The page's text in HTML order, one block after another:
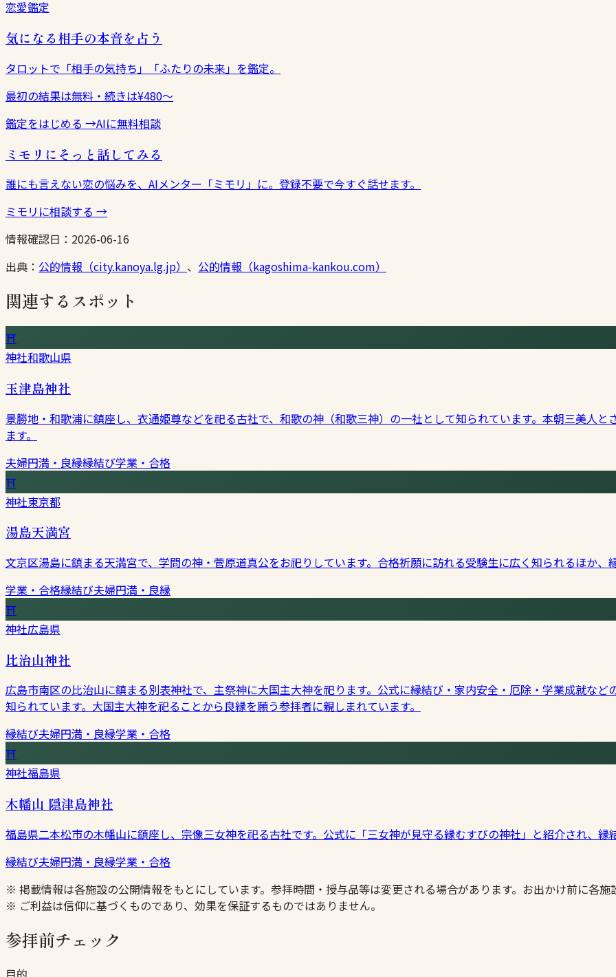
恋愛鑑定
気になる相手の本音を占う
タロットで「相手の気持ち」「ふたりの未来」を鑑定。
最初の結果は無料・続きは¥480〜
鑑定をはじめる →AIに無料相談
ミモリにそっと話してみる
誰にも言えない恋の悩みを、AIメンター「ミモリ」に。登録不要で今すぐ話せます。
ミモリに相談する →
情報確認日： 2026-06-16
出典： 公的情報（city.kanoya.lg.jp） 、 公的情報（kagoshima-kankou.com）
関連するスポット
⛩
神社和歌山県
玉津島神社
景勝地・和歌浦に鎮座し、衣通姫尊などを祀る古社で、和歌の神（和歌三神）の一社として知られています。本朝三美人
ます。
夫婦円満・良縁縁結び学業・合格
⛩
神社東京都
湯島天満宮
文京区湯島に鎮まる天満宮で、学問の神・菅原道真公をお祀りしています。合格祈願に訪れる受験生に広く知られるほか
学業・合格縁結び夫婦円満・良縁
⛩
神社広島県
比治山神社
広島市南区の比治山に鎮まる別表神社で、主祭神に大国主大神を祀ります。公式に縁結び・家内安全・厄除・学業成就な
知られています。大国主大神を祀ることから良縁を願う参拝者に親しまれています。
縁結び夫婦円満・良縁学業・合格
⛩
神社福島県
木幡山 隠津島神社
福島県二本松市の木幡山に鎮座し、宗像三女神を祀る古社です。公式に「三女神が見守る縁むすびの神社」と紹介され、
縁結び夫婦円満・良縁学業・合格
※ 掲載情報は各施設の公開情報をもとにしています。参拝時間・授与品等は変更される場合があります。お出かけ前に各
※ ご利益は信仰に基づくものであり、効果を保証するものではありません。
参拝前チェック
目的